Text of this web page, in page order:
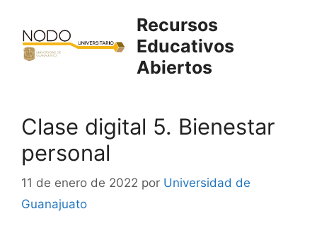
contenido
Recursos
Educativos
Abiertos
Clase digital 5. Bienestar
personal
11 de enero de 2022 por Universidad de
Guanajuato